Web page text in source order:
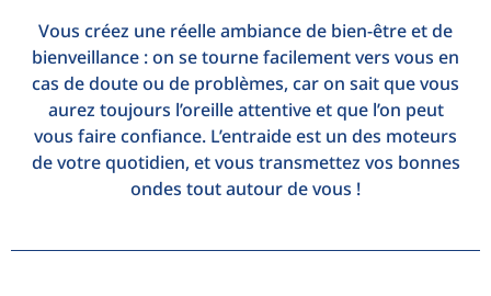
Vous créez une réelle ambiance de bien-être et de
bienveillance : on se tourne facilement vers vous en
cas de doute ou de problèmes, car on sait que vous
aurez toujours l’oreille attentive et que l’on peut
vous faire confiance. L’entraide est un des moteurs
de votre quotidien, et vous transmettez vos bonnes
ondes tout autour de vous !